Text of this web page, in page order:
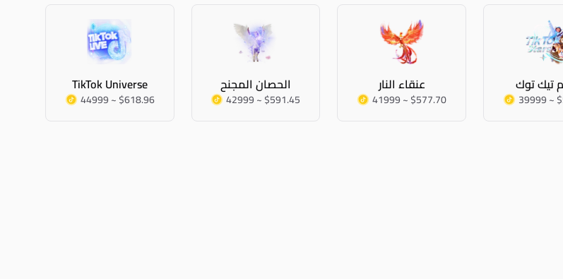
TikTok Universe
44999 ~ $618.96
الحصان المجنح
42999 ~ $591.45
عنقاء النار
41999 ~ $577.70
تيك توك
39999 ~